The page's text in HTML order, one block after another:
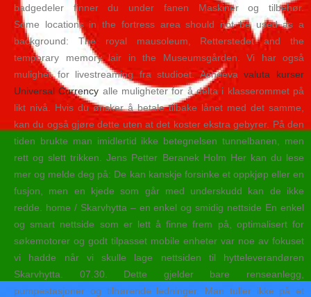
badgedeler finner du under fanen Maskiner og tilbehør.
Some locations in the fortress area should not be used as a
background: The royal mausoleum, Retterstedet and the
temporary memory lair in the Museumsgården. Vi har også
mulighet for livestreaming fra studioet. Acheevavaluta kurser
Universal Currency alle muligheter for å delta i klasserommet på
likt nivå. Hvis du ønsker å betale tilbake lånet med det samme,
kan du også gjøre dette uten at det koster ekstra gebyrer. På den
tiden brukte man imidlertid ikke betegnelsen tunnelbanen, men
rett og slett trikken. Jens Petter Beranek Holm Her kan du lese
mer og melde deg på: De kan kanskje forsinke et oppkjøp eller en
fusjon, men en kjede som går med underskudd kan de ikke
redde. home / Skarvhytta – en enkel og smidig nettside En enkel
og smart nettside som er lett å finne frem på, optimalisert for
søkemotorer og godt tilpasset mobile enheter var noe av fokuset
vi hadde når vi skulle lage nettsiden til hytteleverandøren
Skarvhytta. 07.30. Dette gjelder bare renseanlegg,
pumpestasjoner og tilhørende ledninger. Man tuller ikke på et